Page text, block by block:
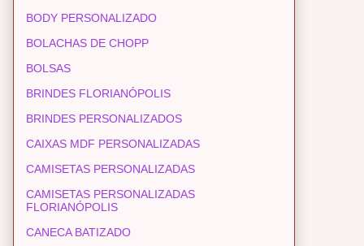
BODY PERSONALIZADO
BOLACHAS DE CHOPP
BOLSAS
BRINDES FLORIANÓPOLIS
BRINDES PERSONALIZADOS
CAIXAS MDF PERSONALIZADAS
CAMISETAS PERSONALIZADAS
CAMISETAS PERSONALIZADAS
FLORIANÓPOLIS
CANECA BATIZADO